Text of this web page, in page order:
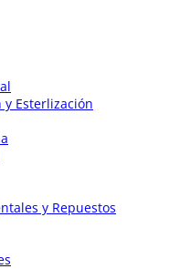
Esterlización
y Repuestos